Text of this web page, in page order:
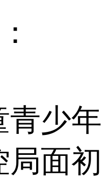
青少年
局面初